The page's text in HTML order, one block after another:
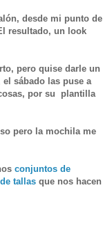
desde mi punto de
resultado, un look
pero quise darle un
sábado las puse a
por su p lantilla
pero la mochila me
conjuntos de
tallas que nos hacen